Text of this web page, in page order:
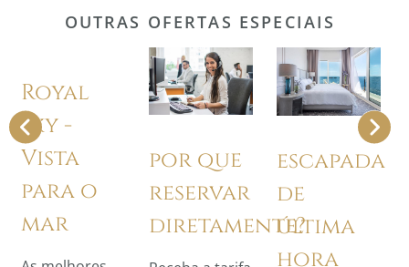
OUTRAS OFERTAS ESPECIAIS
Royal
Sky -
Vista
para o
por que
reservar
diretamente?
escapada
de
última
hora